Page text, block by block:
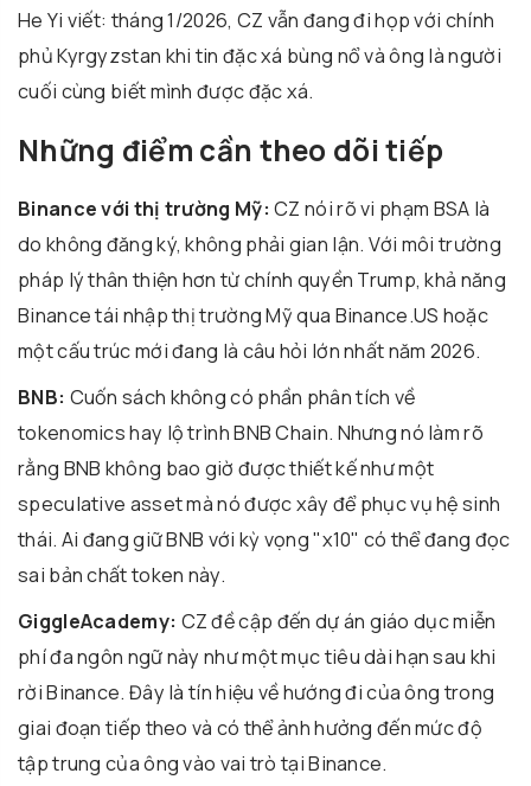
He Yi viết: tháng 1/2026, CZ vẫn đang đi họp với chính
phủ Kyrgyzstan khi tin đặc xá bùng nổ và ông là người
cuối cùng biết mình được đặc xá.
Những điểm cần theo dõi tiếp
Binance với thị trường Mỹ:CZ nói rõ vi phạm BSA là
do không đăng ký, không phải gian lận. Với môi trường
pháp lý thân thiện hơn từ chính quyền Trump, khả năng
Binance tái nhập thị trường Mỹ qua Binance.US hoặc
một cấu trúc mới đang là câu hỏi lớn nhất năm 2026.
BNB: Cuốn sách không có phần phân tích về
tokenomics hay lộ trình BNB Chain. Nhưng nó làm rõ
rằng BNB không bao giờ được thiết kế như một
speculative asset mà nó được xây để phục vụ hệ sinh
thái. Ai đang giữ BNB với kỳ vọng "x10" có thể đang đọc
sai bản chất token này.
GiggleAcademy: CZ đề cập đến dự án giáo dục miễn
phí đa ngôn ngữ này như một mục tiêu dài hạn sau khi
rời Binance. Đây là tín hiệu về hướng đi của ông trong
giai đoạn tiếp theo và có thể ảnh hưởng đến mức độ
tập trung của ông vào vai trò tại Binance.